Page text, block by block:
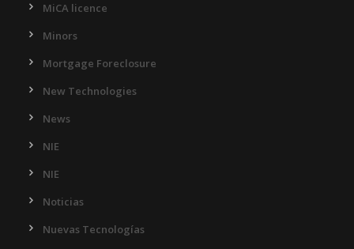
MiCA licence
Minors
Mortgage Foreclosure
New Technologies
News
NIE
NIE
Noticias
Nuevas Tecnologías